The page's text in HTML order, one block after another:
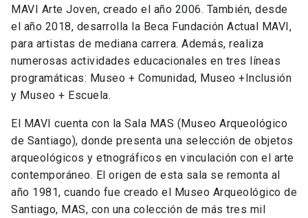
MAVI Arte Joven, creado el año 2006. También, desde
el año 2018, desarrolla la Beca Fundación Actual MAVI,
para artistas de mediana carrera. Además, realiza
numerosas actividades educacionales en tres líneas
programáticas: Museo + Comunidad, Museo +Inclusión
y Museo + Escuela.
El MAVI cuenta con la Sala MAS (Museo Arqueológico
de Santiago), donde presenta una selección de objetos
arqueológicos y etnográficos en vinculación con el arte
contemporáneo. El origen de esta sala se remonta al
año 1981, cuando fue creado el Museo Arqueológico de
Santiago, MAS, con una colección de más tres mil